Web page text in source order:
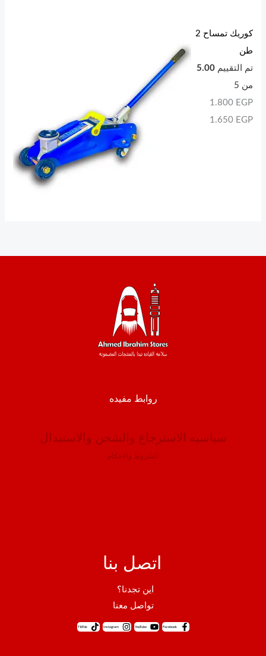
كوريك تمساح 2
طن
تم التقييم5.00
من 5
1.800 EGP
1.650 EGP
روابط مفيده
سياسيه الاسترجاع والشحن والاستبدال
الشروط والاحكام
اتصل بنا
اين تجدنا؟
تواصل معنا
Facebook
YouTube
Instagram
TikTok